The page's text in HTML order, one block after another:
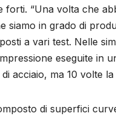
“Una volta che
siamo in grado di
a vari test. Nelle
eseguite in
acciaio, ma 10 volte la
di superfici